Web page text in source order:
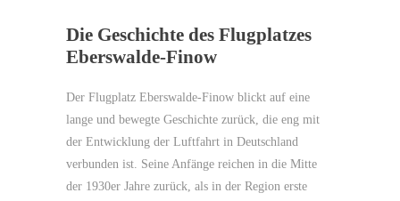
Die Geschichte des Flugplatzes
Eberswalde-Finow
Der Flugplatz Eberswalde-Finow blickt auf eine
lange und bewegte Geschichte zurück, die eng mit
der Entwicklung der Luftfahrt in Deutschland
verbunden ist. Seine Anfänge reichen in die Mitte
der 1930er Jahre zurück, als in der Region erste